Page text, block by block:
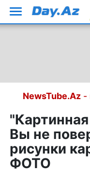
NewsTube.Az-
Вы не
рисунки
ФОТО